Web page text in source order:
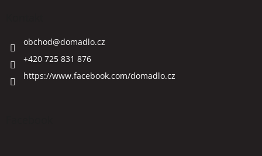
obchod@domadlo.cz
+420 725 831 876
https://www.facebook.com/domadlo.cz